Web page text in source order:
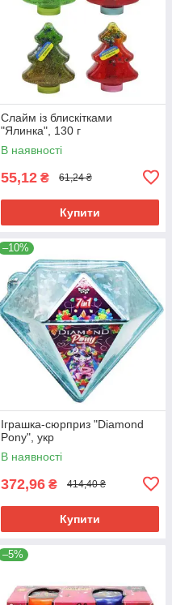
Слайм із блискітками
"Ялинка", 130 г
В наявності
55,12 ₴ 61,24 ₴
Купити
–10%
Іграшка-сюрприз "Diamond
Pony", укр
В наявності
372,96 ₴ 414,40 ₴
Купити
–5%